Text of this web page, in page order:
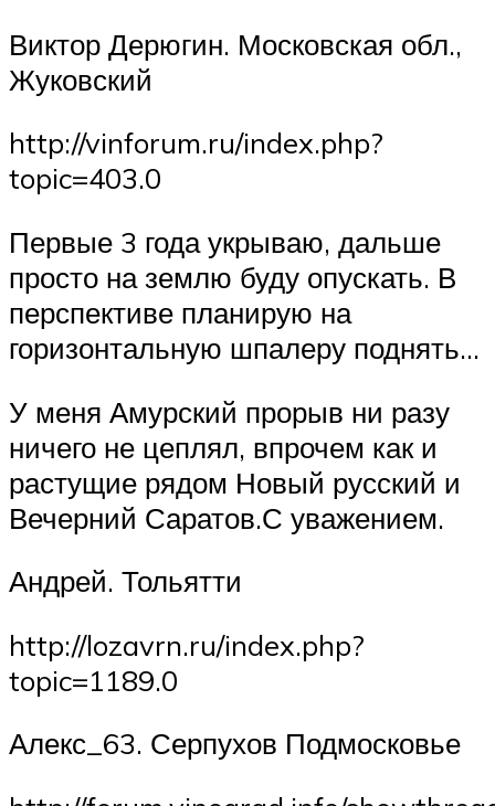
Виктор Дерюгин. Московская обл.,
Жуковский
http://vinforum.ru/index.php?
topic=403.0
Первые 3 года укрываю, дальше
просто на землю буду опускать. В
перспективе планирую на
горизонтальную шпалеру поднять…
У меня Амурский прорыв ни разу
ничего не цеплял, впрочем как и
растущие рядом Новый русский и
Вечерний Саратов.С уважением.
Андрей. Тольятти
http://lozavrn.ru/index.php?
topic=1189.0
Алекс_63. Серпухов Подмосковье